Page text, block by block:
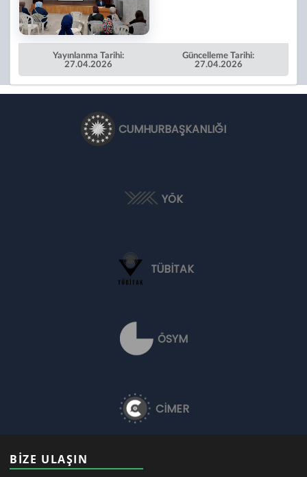
Yayınlanma Tarihi:
27.04.2026
Güncelleme Tarihi:
27.04.2026
CUMHURBAŞKANLIĞI
YÖK
TÜBİTAK
ÖSYM
CİMER
BİZE ULAŞIN